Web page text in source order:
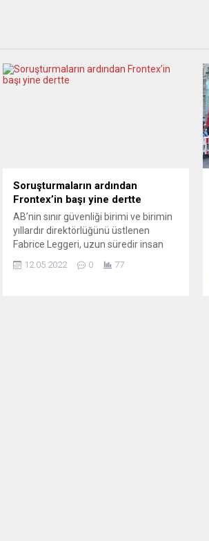
Soruşturmaların ardından
Frontex’in başı yine dertte
AB’nin sınır güvenliği birimi ve birimin
yıllardır direktörlüğünü üstlenen
Fabrice Leggeri, uzun süredir insan
eleştiriliyordu. Leggeri, AB’nin
12.05.2022 0 77